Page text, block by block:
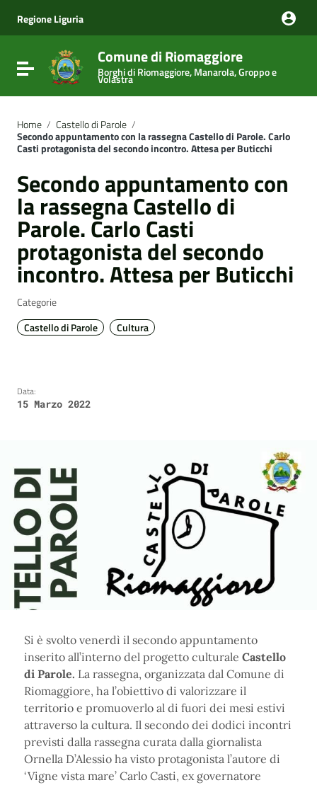
Vai al menu di navigazione
Vai al footer
Regione Liguria
Attiva / disattiva la navigazione
Comune di Riomaggiore
Borghi di Riomaggiore, Manarola, Groppo e
Volastra
Home / Castello di Parole /
Secondo appuntamento con la rassegna Castello di Parole. Carlo
Casti protagonista del secondo incontro. Attesa per Buticchi
Secondo appuntamento con
la rassegna Castello di
Parole. Carlo Casti
protagonista del secondo
incontro. Attesa per Buticchi
Categorie
Castello di Parole
Cultura
Data:
15 Marzo 2022
Si è svolto venerdì il secondo appuntamento
inserito all’interno del progetto culturale Castello
di Parole. La rassegna, organizzata dal Comune di
Riomaggiore, ha l’obiettivo di valorizzare il
territorio e promuoverlo al di fuori dei mesi estivi
attraverso la cultura. Il secondo dei dodici incontri
previsti dalla rassegna curata dalla giornalista
Ornella D’Alessio ha visto protagonista l’autore di
‘Vigne vista mare’ Carlo Casti, ex governatore